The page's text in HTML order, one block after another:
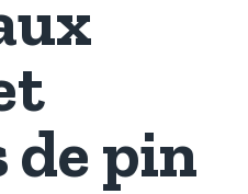
de pin